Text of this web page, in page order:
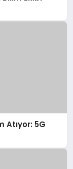
Atıyor: 5G